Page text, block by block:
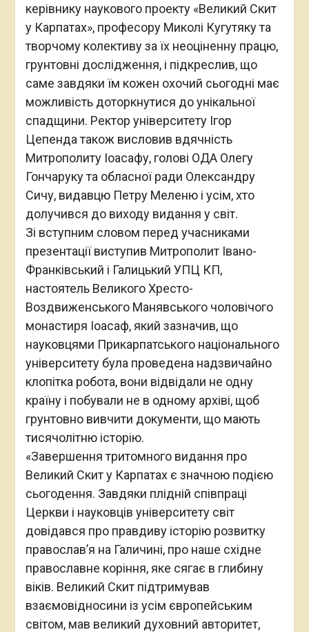
керівнику наукового проекту «Великий Скит
у Карпатах», професору Миколі Кугутяку та
творчому колективу за їх неоціненну працю,
грунтовні дослідження, і підкреслив, що
саме завдяки їм кожен охочий сьогодні має
можливість доторкнутися до унікальної
спадщини. Ректор університету Ігор
Цепенда також висловив вдячність
Митрополиту Іоасафу, голові ОДА Олегу
Гончаруку та обласної ради Олександру
Сичу, видавцю Петру Меленю і усім, хто
долучився до виходу видання у світ.
Зі вступним словом перед учасниками
презентації виступив Митрополит Івано-
Франківський і Галицький УПЦ КП,
настоятель Великого Хресто-
Воздвиженського Манявського чоловічого
монастиря Іоасаф, який зазначив, що
науковцями Прикарпатського національного
університету була проведена надзвичайно
клопітка робота, вони відвідали не одну
країну і побували не в одному архіві, щоб
грунтовно вивчити документи, що мають
тисячолітню історію.
«Завершення тритомного видання про
Великий Скит у Карпатах є значною подією
сьогодення. Завдяки плідній співпраці
Церкви і науковців університету світ
довідався про правдиву історію розвитку
православ’я на Галичині, про наше східне
православне коріння, яке сягає в глибину
віків. Великий Скит підтримував
взаємовідносини із усім європейським
світом, мав великий духовний авторитет,